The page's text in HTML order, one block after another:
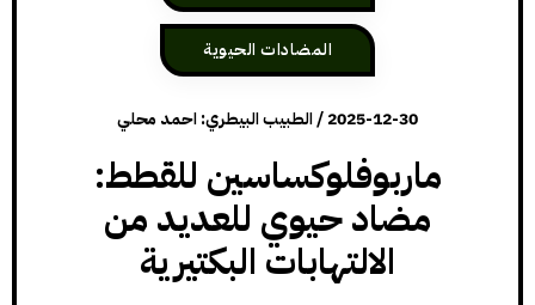
المضادات الحيوية
2025-12-30
/الطبيب البيطري: احمد محلي
ماربوفلوكساسين للقطط:
مضاد حيوي للعديد من
الالتهابات البكتيرية